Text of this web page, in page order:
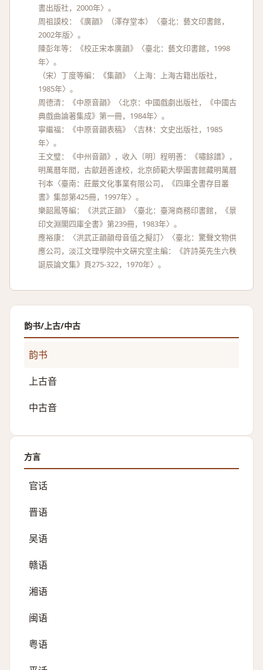
書出版社，2000年〉。
周祖謨校：《廣韻》（澤存堂本）〈臺北：藝文印書館，
2002年版〉。
陳彭年等：《校正宋本廣韻》〈臺北：藝文印書館，1998
年〉。
（宋）丁度等編：《集韻》〈上海：上海古籍出版社，
1985年〉。
周德清：《中原音韻》〈北京：中國戲劇出版社，《中國古
典戲曲論著集成》第一冊，1984年〉。
寧繼福：《中原音韻表稿》〈吉林：文史出版社，1985
年〉。
王文璧：《中州音韻》，收入〔明〕程明善：《嘯餘譜》，
明萬曆年間，古歙趙善達校，北京師範大學圖書館藏明萬曆
刊本〈臺南：莊嚴文化事業有限公司，《四庫全書存目叢
書》集部第425冊，1997年〉。
樂韶鳳等編：《洪武正韻》〈臺北：臺灣商務印書館，《景
印文淵閣四庫全書》第239冊，1983年〉。
應裕康：〈洪武正韻韻母音值之擬訂〉〈臺北：驚聲文物供
應公司，淡江文理學院中文硏究室主編：《許詩英先生六秩
誕辰論文集》頁275-322，1970年〉。
韵书/上古/中古
韵书
上古音
中古音
方言
官话
晋语
吴语
赣语
湘语
闽语
粤语